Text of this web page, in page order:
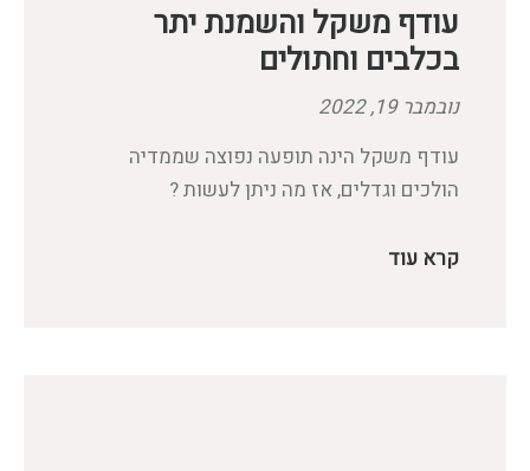
עודף משקל והשמנת יתר
בכלבים וחתולים
נובמבר 19, 2022
עודף משקל הינה תופעה נפוצה שממדיה
הולכים וגדלים, אז מה ניתן לעשות ?
קרא עוד